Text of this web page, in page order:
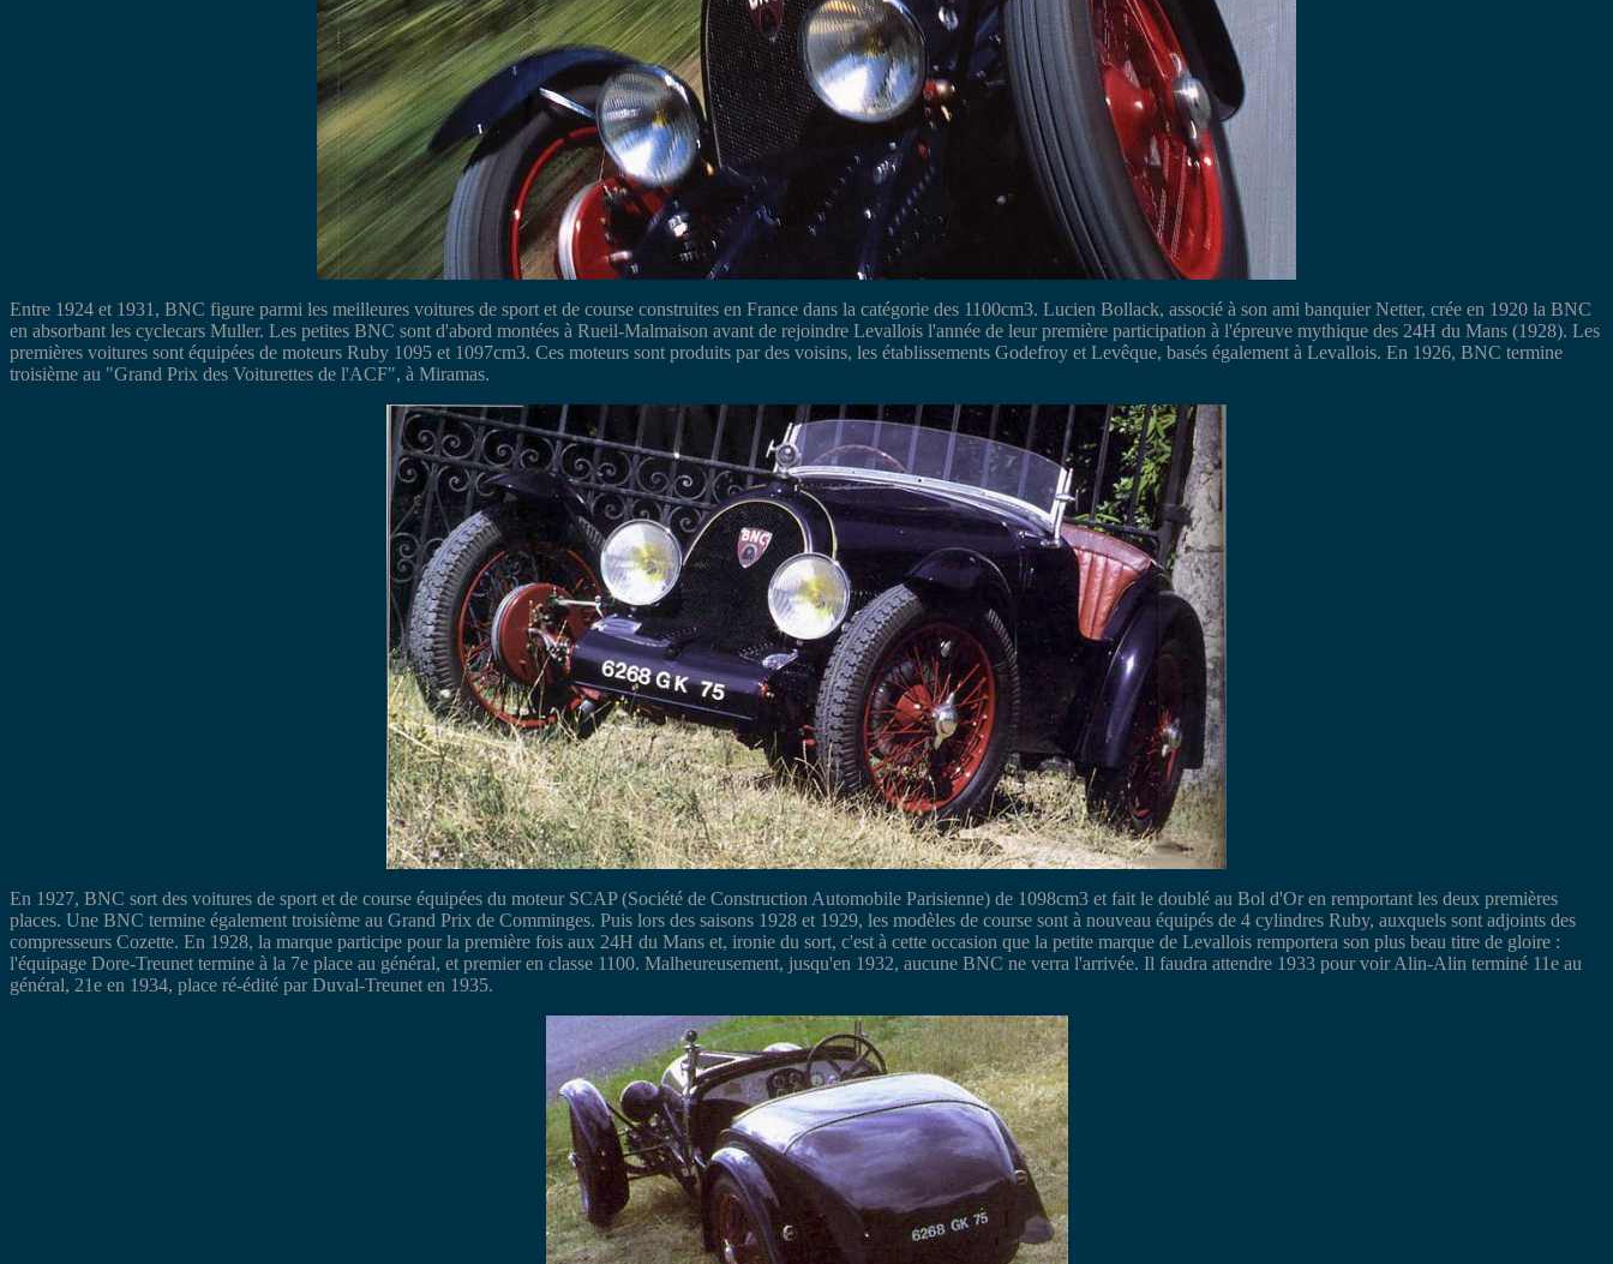
Entre 1924 et 1931, BNC figure parmi les meilleures voitures de sport et de course construites en France dans la catégorie des 1100cm3. Lucien Bollack, associé à son ami banquier Netter, crée en 1920 la BNC
en absorbant les cyclecars Muller. Les petites BNC sont d'abord montées à Rueil-Malmaison avant de rejoindre Levallois l'année de leur première participation à l'épreuve mythique des 24H du Mans (1928). Les
premières voitures sont équipées de moteurs Ruby 1095 et 1097cm3. Ces moteurs sont produits par des voisins, les établissements Godefroy et Levêque, basés également à Levallois. En 1926, BNC termine
troisième au "Grand Prix des Voiturettes de l'ACF", à Miramas.
En 1927, BNC sort des voitures de sport et de course équipées du moteur SCAP (Société de Construction Automobile Parisienne) de 1098cm3 et fait le doublé au Bol d'Or en remportant les deux premières
places. Une BNC termine également troisième au Grand Prix de Comminges. Puis lors des saisons 1928 et 1929, les modèles de course sont à nouveau équipés de 4 cylindres Ruby, auxquels sont adjoints des
compresseurs Cozette. En 1928, la marque participe pour la première fois aux 24H du Mans et, ironie du sort, c'est à cette occasion que la petite marque de Levallois remportera son plus beau titre de gloire :
l'équipage Dore-Treunet termine à la 7e place au général, et premier en classe 1100. Malheureusement, jusqu'en 1932, aucune BNC ne verra l'arrivée. Il faudra attendre 1933 pour voir Alin-Alin terminé 11e au
général, 21e en 1934, place ré-édité par Duval-Treunet en 1935.